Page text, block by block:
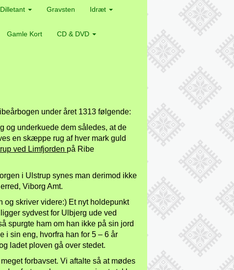
Dilletant Gravsten Idræt
Gamle Kort CD & DVD
under året 1313 følgende:
og underkuede dem således, at de
en skæppe rug af hver mark guld
ved Limfjorden på Ribe
i Ulstrup synes man derimod ikke
Viborg Amt.
og skriver videre:) Et nyt holdepunkt
sydvest for Ulbjerg ude ved
spurgte ham om han ikke på sin jord
i sin eng, hvorfra han for 5 – 6 år
ladet ploven gå over stedet.
forbavset. Vi aftalte så at mødes